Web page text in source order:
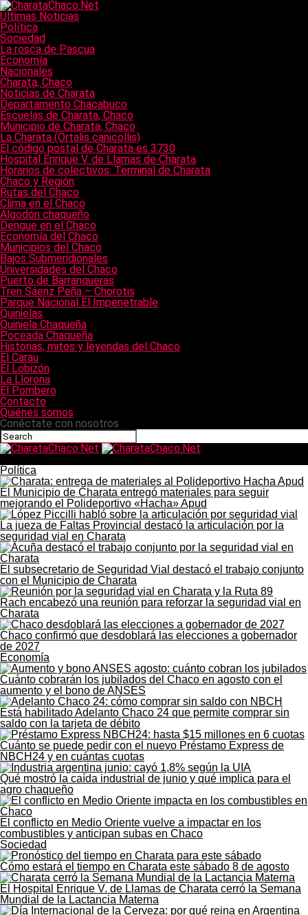
Últimas Noticias
Política
Sociedad
La rosca de Pascua
Economía
Nacionales
Charata, Chaco
Noticias de Charata
Departamento Chacabuco
Escuelas de Charata, Chaco
Municipio de Charata, Chaco
La Charata (Ortalis canicollis)
El código postal de Charata es 3730
Hospital Enrique V. de Llamas de Charata
Horarios de colectivos: Terminal de Charata
Chaco y Región
Rutas del Chaco
Clima en el Chaco
Algodón chaqueño
Dengue en el Chaco
Economía del Chaco
Municipios del Chaco
Bajos Submeridionales
Universidades del Chaco
Puerto de Barranqueras
Tren Sáenz Peña – Chorotis
Parque Nacional El Impenetrable
Quinielas
Quiniela Chaqueña
Poceada Chaqueña
Historias, mitos y leyendas del Chaco
El Carau
El Lobizón
La Llorona
El Pombero
Contacto
Quiénes somos
Conéctate con nosotros
Política
El Municipio de Charata entregó materiales para seguir
mejorando el Polideportivo «Hacha» Apud
La jueza de Faltas Provincial destacó la articulación por la
seguridad vial en Charata
El subsecretario de Seguridad Vial destacó el trabajo conjunto
con el Municipio de Charata
Rach encabezó una reunión para reforzar la seguridad vial en
Charata
Chaco confirmó que desdoblará las elecciones a gobernador
de 2027
Economía
Cuánto cobrarán los jubilados del Chaco en agosto con el
aumento y el bono de ANSES
Está habilitado Adelanto Chaco 24 que permite comprar sin
saldo con la tarjeta de débito
Cuánto se puede pedir con el nuevo Préstamo Express de
NBCH24 y en cuántas cuotas
Qué mostró la caída industrial de junio y qué implica para el
agro chaqueño
El conflicto en Medio Oriente vuelve a impactar en los
combustibles y anticipan subas en Chaco
Sociedad
Cómo estará el tiempo en Charata este sábado 8 de agosto
El Hospital Enrique V. de Llamas de Charata cerró la Semana
Mundial de la Lactancia Materna